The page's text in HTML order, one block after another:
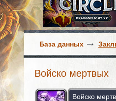
База данных
Войско мертвых
Войско